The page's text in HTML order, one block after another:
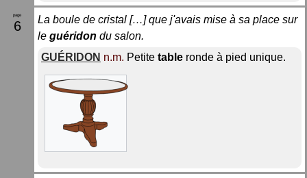
6
La boule de cristal […] que j'avais mise à sa place sur
le guéridon du salon.
GUÉRIDON n.m. Petite table ronde à pied unique.